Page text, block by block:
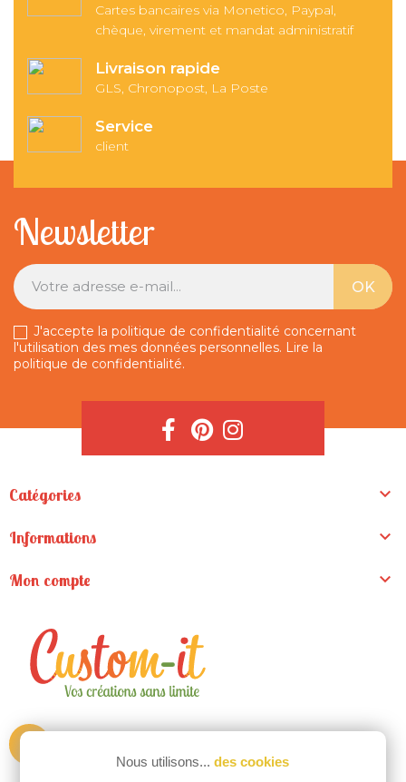
Cartes bancaires via Monetico, Paypal,
chèque, virement et mandat administratif
Livraison rapide
GLS, Chronopost, La Poste
Service
client
Newsletter
J'accepte la politique de confidentialité concernant
l'utilisation des mes données personnelles. Lire la
politique de confidentialité.
Catégories 
Informations 
Mon compte 
9 rue du pré clos
Nous utilisons... des cookies